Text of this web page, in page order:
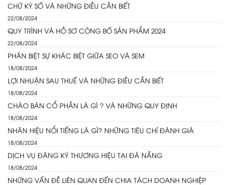
CHỮ KÝ SỐ VÀ NHỮNG ĐIỀU CẦN BIẾT
22/08/2024
QUY TRÌNH VÀ HỒ SƠ CÔNG BỐ SẢN PHẨM 2024
22/08/2024
PHÂN BIỆT SỰ KHÁC BIỆT GIỮA SEO VÀ SEM
18/08/2024
LỢI NHUẬN SAU THUẾ VÀ NHỮNG ĐIỀU CẦN BIẾT
18/08/2024
CHÀO BÁN CỔ PHẦN LÀ GÌ ? VÀ NHỮNG QUY ĐỊNH
18/08/2024
NHÃN HIỆU NỔI TIẾNG LÀ GÌ? NHỮNG TIÊU CHÍ ĐÁNH GIÁ
18/08/2024
DỊCH VỤ ĐĂNG KÝ THƯƠNG HIỆU TẠI ĐÀ NẴNG
18/08/2024
NHỮNG VẤN ĐỀ LIÊN QUAN ĐẾN CHIA TÁCH DOANH NGHIỆP